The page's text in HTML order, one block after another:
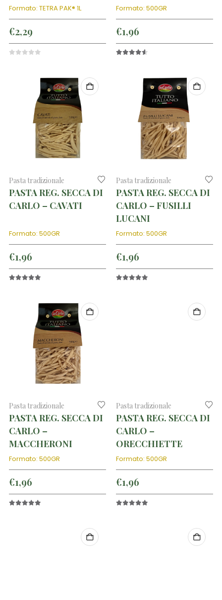
Formato: TETRA PAK® 1L
€2,29
Formato: 500GR
€1,96
Pasta tradizionale
PASTA REG. SECCA DI
CARLO – CAVATI
Formato: 500GR
€1,96
Pasta tradizionale
PASTA REG. SECCA DI
CARLO – FUSILLI
LUCANI
Formato: 500GR
€1,96
Pasta tradizionale
PASTA REG. SECCA DI
CARLO –
MACCHERONI
Formato: 500GR
€1,96
Pasta tradizionale
PASTA REG. SECCA DI
CARLO –
ORECCHIETTE
Formato: 500GR
€1,96